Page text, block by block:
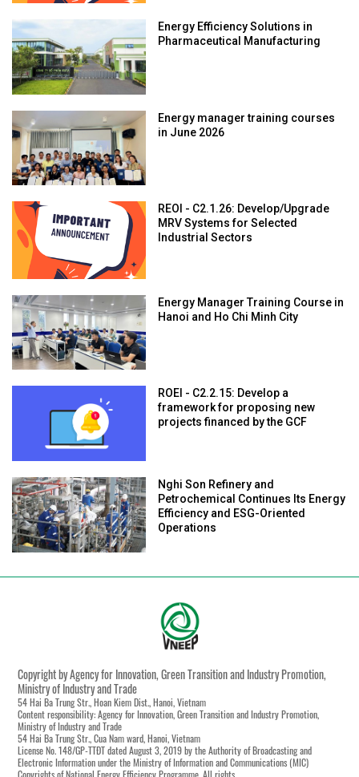
Energy Efficiency Solutions in
Pharmaceutical Manufacturing
Energy manager training courses
in June 2026
REOI - C2.1.26: Develop/Upgrade
MRV Systems for Selected
Industrial Sectors
Energy Manager Training Course in
Hanoi and Ho Chi Minh City
ROEI - C2.2.15: Develop a
framework for proposing new
projects financed by the GCF
Nghi Son Refinery and
Petrochemical Continues Its Energy
Efficiency and ESG-Oriented
Operations
Copyright by Agency for Innovation, Green Transition and Industry Promotion,
Ministry of Industry and Trade
54 Hai Ba Trung Str., Hoan Kiem Dist., Hanoi, Vietnam
Content responsibility: Agency for Innovation, Green Transition and Industry Promotion,
Ministry of Industry and Trade
54 Hai Ba Trung Str., Cua Nam ward, Hanoi, Vietnam
License No. 148/GP-TTĐT dated August 3, 2019 by the Authority of Broadcasting and
Electronic Information under the Ministry of Information and Communications (MIC)